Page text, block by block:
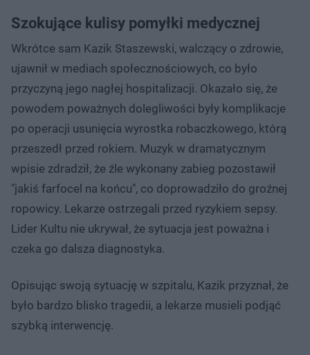
Szokujące kulisy pomyłki medycznej
Wkrótce sam Kazik Staszewski, walczący o zdrowie,
ujawnił w mediach społecznościowych, co było
przyczyną jego nagłej hospitalizacji. Okazało się, że
powodem poważnych dolegliwości były komplikacje
po operacji usunięcia wyrostka robaczkowego, którą
przeszedł przed rokiem. Muzyk w dramatycznym
wpisie zdradził, że źle wykonany zabieg pozostawił
"jakiś farfocel na końcu", co doprowadziło do groźnej
ropowicy. Lekarze ostrzegali przed ryzykiem sepsy.
Lider Kultu nie ukrywał, że sytuacja jest poważna i
czeka go dalsza diagnostyka.
Opisując swoją sytuację w szpitalu, Kazik przyznał, że
było bardzo blisko tragedii, a lekarze musieli podjąć
szybką interwencję.